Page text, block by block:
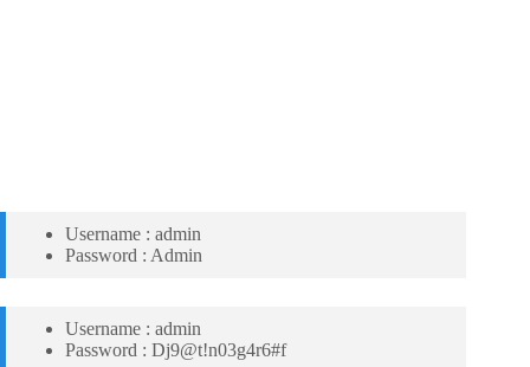
Username : admin
Password : Admin
Username : admin
Password : Dj9@t!n03g4r6#f